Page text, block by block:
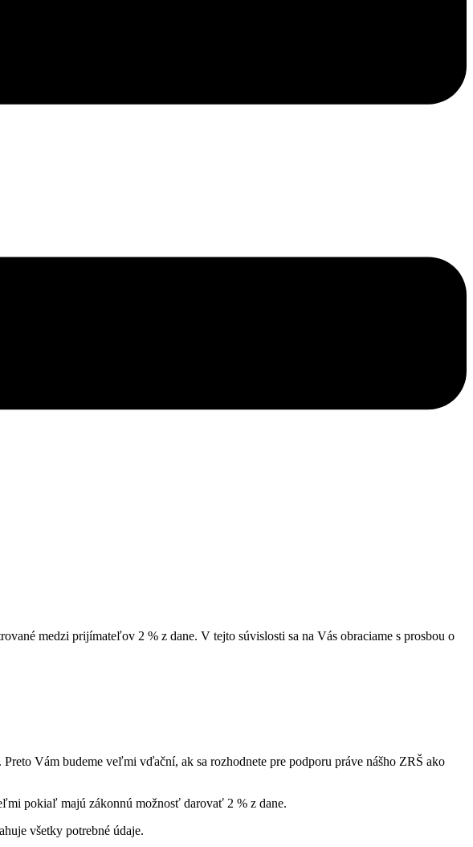
medzi prijímateľov 2 % z dane. V tejto súvislosti sa na Vás obraciame s prosbou o
Vám budeme veľmi vďační, ak sa rozhodnete pre podporu práve nášho ZRŠ ako
pokiaľ majú zákonnú možnosť darovať 2 % z dane.
všetky potrebné údaje.